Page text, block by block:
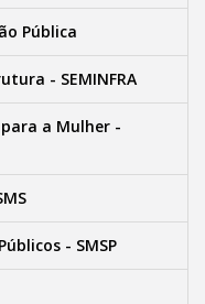
Pública
- SEMINFRA
a Mulher -
- SMSP